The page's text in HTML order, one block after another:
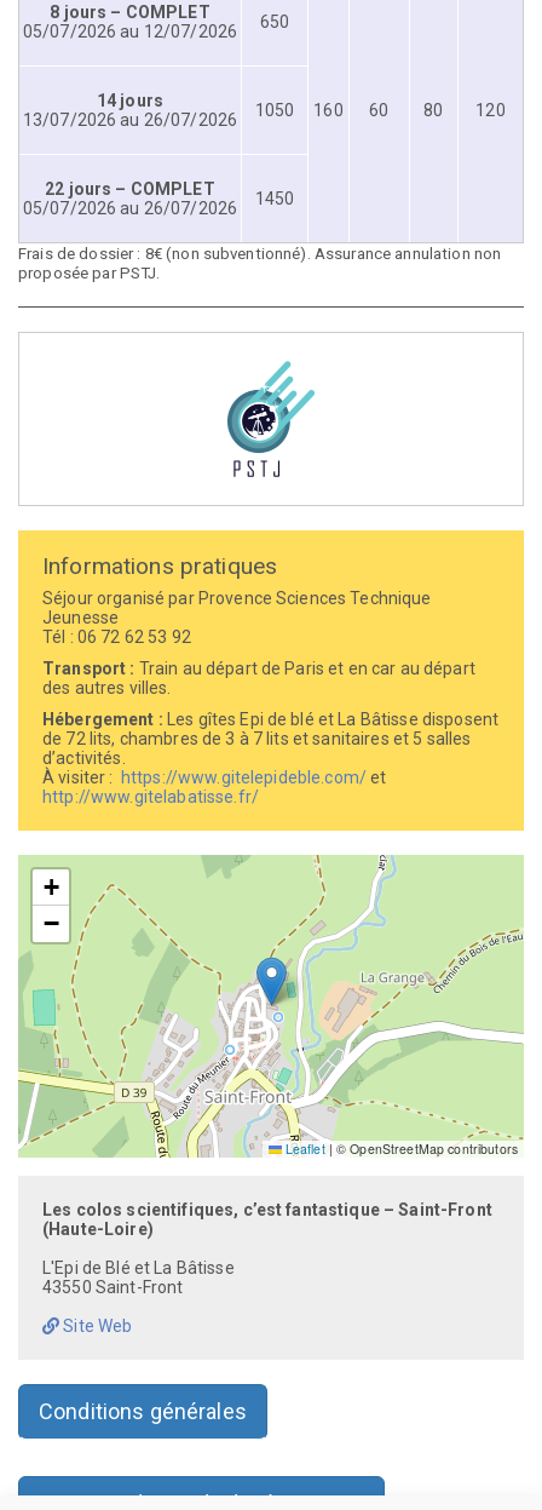
8 jours – COMPLET
05/07/2026 au 12/07/2026
650
160 60 80 120
14 jours
13/07/2026 au 26/07/2026
1050
22 jours – COMPLET
05/07/2026 au 26/07/2026
1450
Frais de dossier : 8€ (non subventionné). Assurance annulation non
proposée par PSTJ.
Informations pratiques
Séjour organisé par Provence Sciences Technique
Jeunesse
Tél : 06 72 62 53 92
Transport : Train au départ de Paris et en car au départ
des autres villes.
Hébergement : Les gîtes Epi de blé et La Bâtisse disposent
de 72 lits, chambres de 3 à 7 lits et sanitaires et 5 salles
d’activités.
À visiter :
https://www.gitelepideble.com/et
http://www.gitelabatisse.fr/
+
−
Leaflet | © OpenStreetMap contributors
Les colos scientifiques, c’est fantastique – Saint-Front
(Haute-Loire)
L'Epi de Blé et La Bâtisse
43550 Saint-Front
Site Web
Conditions générales
Faire une demande de réservation